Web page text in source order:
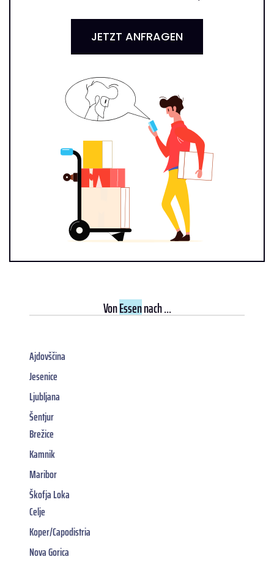
JETZT ANFRAGEN
VonEssennach ...
Ajdovščina
Jesenice
Ljubljana
Šentjur
Brežice
Kamnik
Maribor
Škofja Loka
Celje
Koper/Capodistria
Nova Gorica